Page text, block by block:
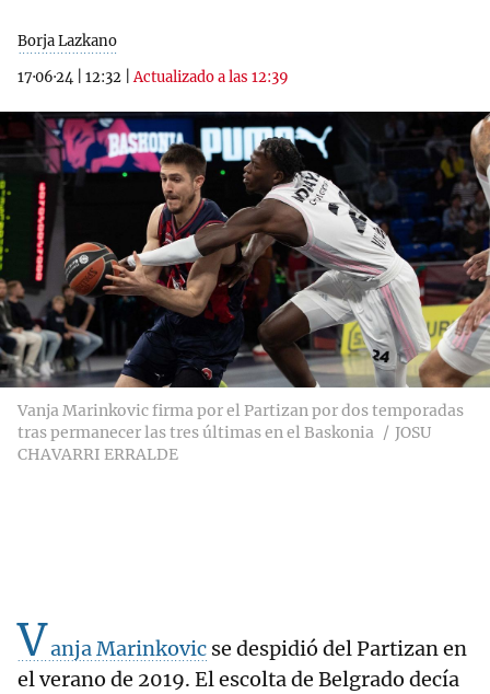
Borja Lazkano
17·06·24
12:32 |Actualizado a las 12:39
Vanja Marinkovic firma por el Partizan por dos temporadas
tras permanecer las tres últimas en el Baskonia
JOSU
CHAVARRI ERRALDE
Vanja Marinkovic se despidió del Partizan en
el verano de 2019. El escolta de Belgrado decía